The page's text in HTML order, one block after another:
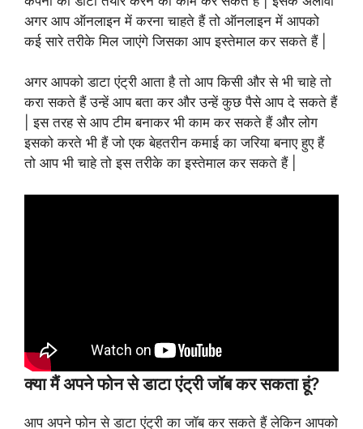
अगर आप ऑनलाइन में करना चाहते हैं तो ऑनलाइन में आपको
कई सारे तरीके मिल जाएंगे जिसका आप इस्तेमाल कर सकते हैं |
अगर आपको डाटा एंट्री आता है तो आप किसी और से भी चाहे तो
करा सकते हैं उन्हें आप बता कर और उन्हें कुछ पैसे आप दे सकते हैं
| इस तरह से आप टीम बनाकर भी काम कर सकते हैं और लोग
इसको करते भी हैं जो एक बेहतरीन कमाई का जरिया बनाए हुए हैं
तो आप भी चाहे तो इस तरीके का इस्तेमाल कर सकते हैं |
क्या मैं अपने फोन से डाटा एंट्री जॉब कर सकता हूं?
आप अपने फोन से डाटा एंट्री का जॉब कर सकते हैं लेकिन आपको